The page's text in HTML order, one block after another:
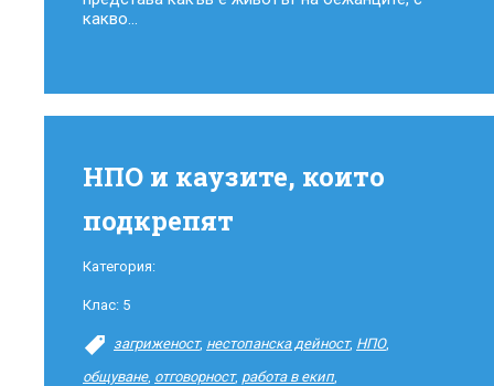
какво...
НПО и каузите, които
подкрепят
Категория:
Клас: 5
загриженост, нестопанска дейност, НПО,
общуване, отговорност, работа в екип,